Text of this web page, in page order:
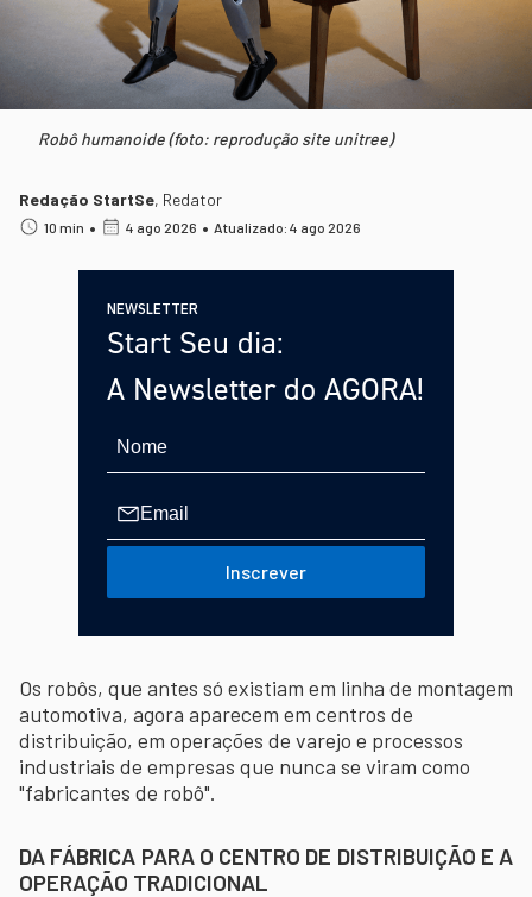
Robô humanoide (foto: reprodução site unitree)
Redação StartSe, Redator
10 min • 4 ago 2026 • Atualizado: 4 ago 2026
NEWSLETTER
Start Seu dia:
A Newsletter do AGORA!
Inscrever
Os robôs, que antes só existiam em linha de montagem
automotiva, agora aparecem em centros de
distribuição, em operações de varejo e processos
industriais de empresas que nunca se viram como
"fabricantes de robô".
DA FÁBRICA PARA O CENTRO DE DISTRIBUIÇÃO E A
OPERAÇÃO TRADICIONAL